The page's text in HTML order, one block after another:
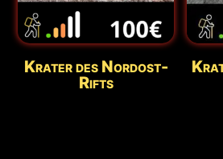
Krater des Nordost-
Rifts